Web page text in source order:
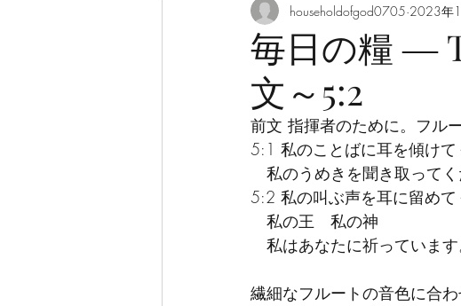
毎日の糧 ―
文～5:2
householdofgod0705 2023年
前文 指揮者のために。フル
5:1 私のことばに耳を傾けて
私のうめきを聞き取ってく
5:2 私の叫ぶ声を耳に留めて
私の王　私の神
私はあなたに祈っています
繊細なフルートの音色に合